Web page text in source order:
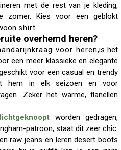
met de rest van je kleding,
Kies voor een geblokt
shirt.
overhemd heren?
voor heren,is het
een meer klassieke en elegante
voor een casual en trendy
hem in elk seizoen en voor
Zeker het warme, flanellen
worden gedragen,
patroon, staat dit zeer chic.
raw jeans en leren desert boots